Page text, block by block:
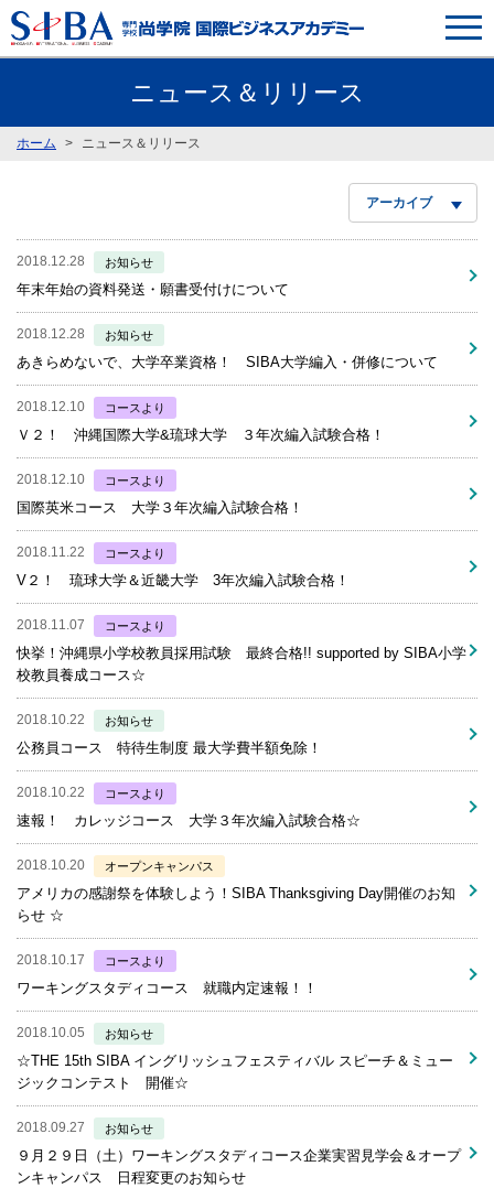
ニュース＆リリース
ホーム ニュース＆リリース
アーカイブ
2018.12.28 お知らせ
年末年始の資料発送・願書受付けについて
2018.12.28 お知らせ
あきらめないで、大学卒業資格！ SIBA大学編入・併修について
2018.12.10 コースより
Ｖ２！ 沖縄国際大学&琉球大学 ３年次編入試験合格！
2018.12.10 コースより
国際英米コース 大学３年次編入試験合格！
2018.11.22 コースより
V２！ 琉球大学＆近畿大学 3年次編入試験合格！
2018.11.07 コースより
快挙！沖縄県小学校教員採用試験 最終合格!! supported by SIBA小学
校教員養成コース☆
2018.10.22 お知らせ
公務員コース 特待生制度 最大学費半額免除！
2018.10.22 コースより
速報！ カレッジコース 大学３年次編入試験合格☆
2018.10.20 オープンキャンパス
アメリカの感謝祭を体験しよう！SIBA Thanksgiving Day開催のお知
らせ ☆
2018.10.17 コースより
ワーキングスタディコース 就職内定速報！！
2018.10.05 お知らせ
☆THE 15th SIBA イングリッシュフェスティバル スピーチ＆ミュー
ジックコンテスト 開催☆
2018.09.27 お知らせ
９月２９日（土）ワーキングスタディコース企業実習見学会＆オープ
ンキャンパス 日程変更のお知らせ